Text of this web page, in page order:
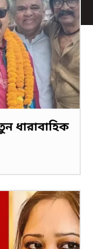
ধারাবাহিক